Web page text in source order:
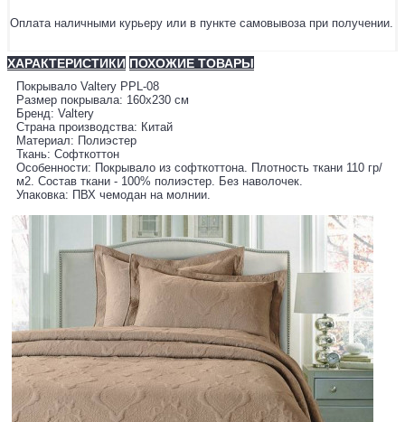
Оплата наличными курьеру или в пункте самовывоза при получении.
ХАРАКТЕРИСТИКИ ПОХОЖИЕ ТОВАРЫ
Покрывало Valtery PPL-08
Размер покрывала: 160х230 см
Бренд: Valtery
Страна производства: Китай
Материал: Полиэстер
Ткань: Софткоттон
Особенности: Покрывало из софткоттона. Плотность ткани 110 гр/
м2. Состав ткани - 100% полиэстер. Без наволочек.
Упаковка: ПВХ чемодан на молнии.